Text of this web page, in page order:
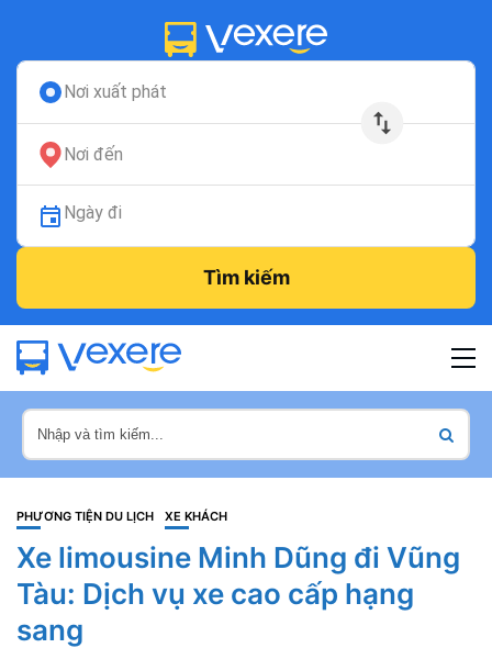
Nơi xuất phát
Nơi đến
Ngày đi
Tìm kiếm
PHƯƠNG TIỆN DU LỊCH XE KHÁCH
Xe limousine Minh Dũng đi Vũng
Tàu: Dịch vụ xe cao cấp hạng
sang